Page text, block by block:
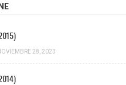
28, 2023